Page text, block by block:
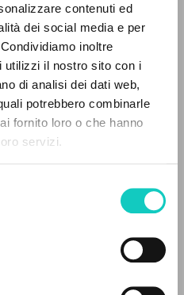
contenuti ed
dei social media e per
inoltre
utilizzi il nostro sito con i
di analisi dei dati web,
potrebbero combinarle
fornito loro o che hanno
servizi.
A
Z
ENCONTRADOS